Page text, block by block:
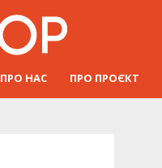
ПРО НАС ПРО ПРОЄКТ